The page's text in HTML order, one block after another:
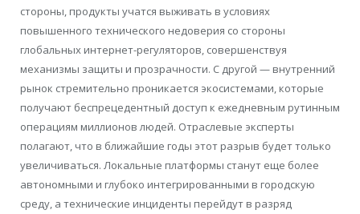
стороны, продукты учатся выживать в условиях
повышенного технического недоверия со стороны
глобальных интернет-регуляторов, совершенствуя
механизмы защиты и прозрачности. С другой — внутренний
рынок стремительно проникается экосистемами, которые
получают беспрецедентный доступ к ежедневным рутинным
операциям миллионов людей. Отраслевые эксперты
полагают, что в ближайшие годы этот разрыв будет только
увеличиваться. Локальные платформы станут еще более
автономными и глубоко интегрированными в городскую
среду, а технические инциденты перейдут в разряд